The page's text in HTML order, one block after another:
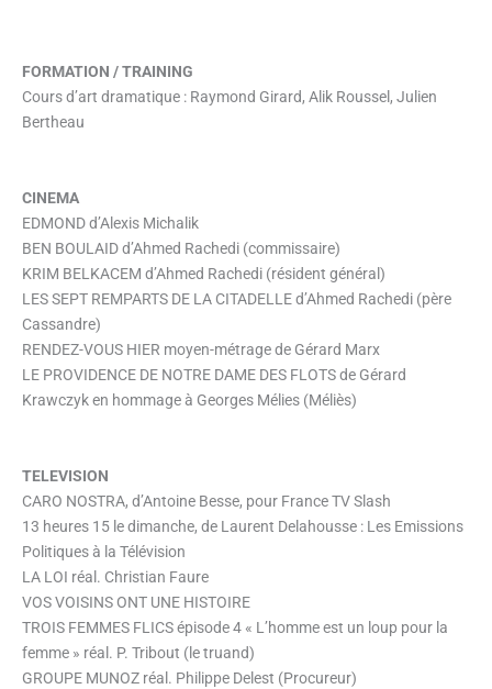
FORMATION / TRAINING
Cours d’art dramatique : Raymond Girard, Alik Roussel, Julien
Bertheau
CINEMA
EDMOND d’Alexis Michalik
BEN BOULAID d’Ahmed Rachedi (commissaire)
KRIM BELKACEM d’Ahmed Rachedi (résident général)
LES SEPT REMPARTS DE LA CITADELLE d’Ahmed Rachedi (père
Cassandre)
RENDEZ-VOUS HIER moyen-métrage de Gérard Marx
LE PROVIDENCE DE NOTRE DAME DES FLOTS de Gérard
Krawczyk en hommage à Georges Mélies (Méliès)
TELEVISION
CARO NOSTRA, d’Antoine Besse, pour France TV Slash
13 heures 15 le dimanche, de Laurent Delahousse : Les Emissions
Politiques à la Télévision
LA LOI réal. Christian Faure
VOS VOISINS ONT UNE HISTOIRE
TROIS FEMMES FLICS épisode 4 « L’homme est un loup pour la
femme » réal. P. Tribout (le truand)
GROUPE MUNOZ réal. Philippe Delest (Procureur)